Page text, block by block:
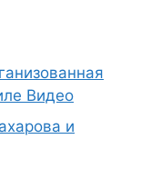
Видео
и